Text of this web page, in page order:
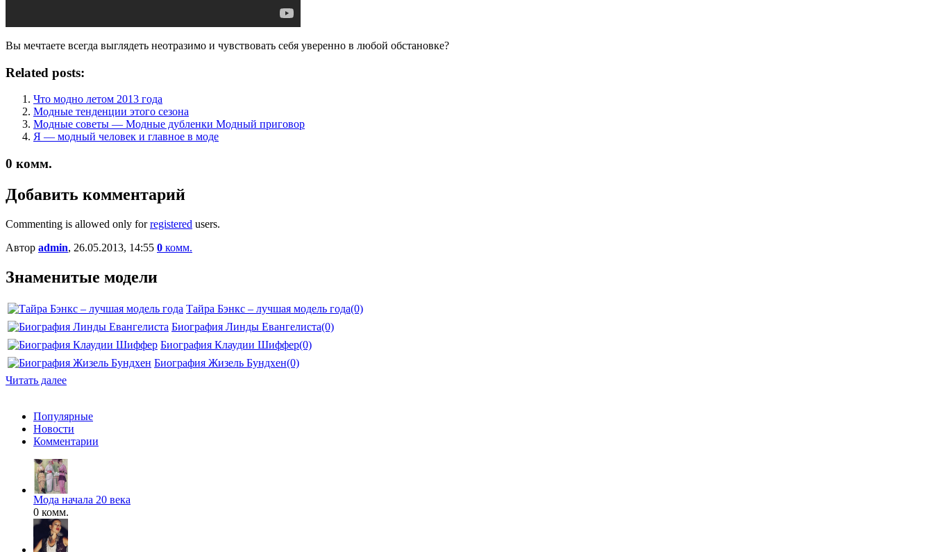
Вы мечтаете всегда выглядеть неотразимо и чувствовать себя уверенно в любой обстановке?
Related posts:
Что модно летом 2013 года
Модные тенденции этого сезона
Модные советы — Модные дубленки Модный приговор
Я — модный человек и главное в моде
0 комм.
Добавить комментарий
Commenting is allowed only forregistered users.
Автор admin, 26.05.2013, 14:55 0 комм.
Знаменитые модели
Тайра Бэнкс – лучшая модель года(0)
Биография Линды Евангелиста(0)
Биография Клаудии Шиффер(0)
Биография Жизель Бундхен(0)
Читать далее
Популярные
Новости
Комментарии
Мода начала 20 века
0 комм.